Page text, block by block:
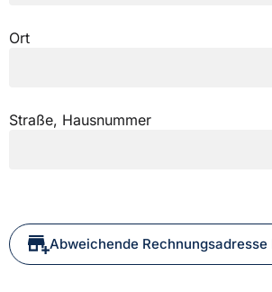
Ort
Straße, Hausnummer
Abweichende Rechnungsadresse